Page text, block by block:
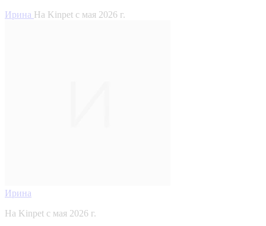
Ирина На Kinpet c мая 2026 г.
Ирина
На Kinpet c мая 2026 г.